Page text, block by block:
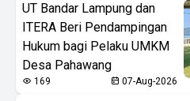
UT Bandar Lampung dan
ITERA Beri Pendampingan
Hukum bagi Pelaku UMKM
Desa Pahawang
169 07-Aug-2026